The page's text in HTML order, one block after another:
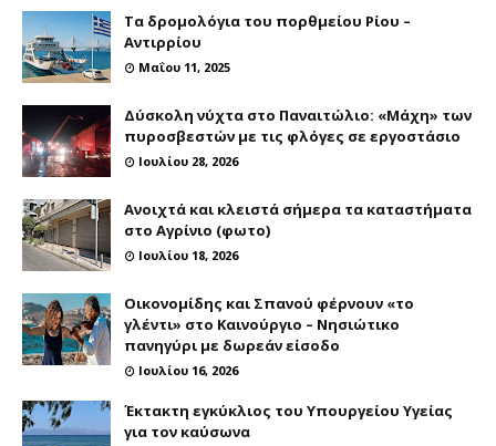
Τα δρομολόγια του πορθμείου Ρίου –
Αντιρρίου
Μαΐου 11, 2025
Δύσκολη νύχτα στο Παναιτώλιο: «Μάχη» των
πυροσβεστών με τις φλόγες σε εργοστάσιο
Ιουλίου 28, 2026
Ανοιχτά και κλειστά σήμερα τα καταστήματα
στο Αγρίνιο (φωτο)
Ιουλίου 18, 2026
Οικονομίδης και Σπανού φέρνουν «το
γλέντι» στο Καινούργιο – Νησιώτικο
πανηγύρι με δωρεάν είσοδο
Ιουλίου 16, 2026
Έκτακτη εγκύκλιος του Υπουργείου Υγείας
για τον καύσωνα